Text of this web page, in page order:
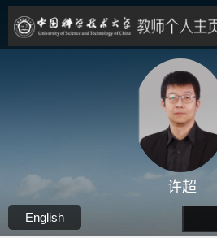
许超
English